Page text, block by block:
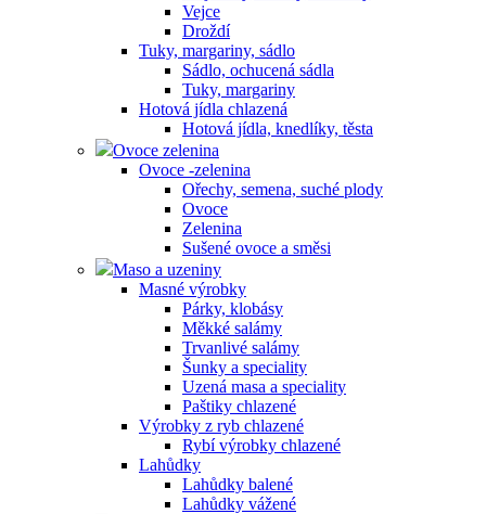
Vejce
Droždí
Tuky, margariny, sádlo
Sádlo, ochucená sádla
Tuky, margariny
Hotová jídla chlazená
Hotová jídla, knedlíky, těsta
Ovoce zelenina
Ovoce -zelenina
Ořechy, semena, suché plody
Ovoce
Zelenina
Sušené ovoce a směsi
Maso a uzeniny
Masné výrobky
Párky, klobásy
Měkké salámy
Trvanlivé salámy
Šunky a speciality
Uzená masa a speciality
Paštiky chlazené
Výrobky z ryb chlazené
Rybí výrobky chlazené
Lahůdky
Lahůdky balené
Lahůdky vážené